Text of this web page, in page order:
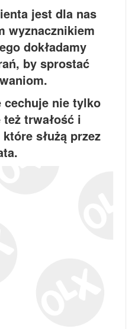
jest dla nas
wyznacznikiem
dokładamy
by sprostać
cechuje nie tylko
trwałość i
służą przez